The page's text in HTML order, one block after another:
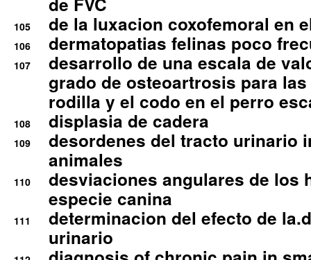
105 de la luxacion coxofemoral en
106 dermatopatias felinas poco
107
desarrollo de una escala de
grado de osteoartrosis para
rodilla y el codo en el perro
108 displasia de cadera
109
desordenes del tracto urinario
animales
110
desviaciones angulares de los
especie canina
111
determinacion del efecto de
urinario